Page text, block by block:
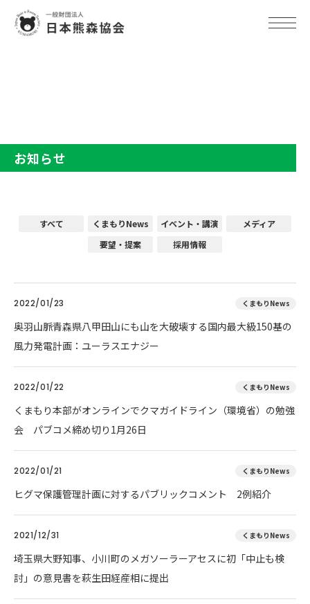
お知らせ
すべて くまもりNews イベント・講演
メディア
要望・提案
採用情報
2022/01/23 くまもりNews
奥羽山脈青森県八甲田山にも山を大破壊する国内最大級150基の
風力発電計画：ユーラスエナジー
2022/01/22 くまもりNews
くまもり本部がオンラインでクマガイドライン（環境省）の勉強
会 パブコメ締め切り1月26日
2022/01/21 くまもりNews
ヒグマ保護管理計画に対するパブリックコメント 2例紹介
2021/12/31 くまもりNews
埼玉県大野知事、小川町のメガソーラーアセスに初「中止も検
討」の意見書を萩生田経産相に提出